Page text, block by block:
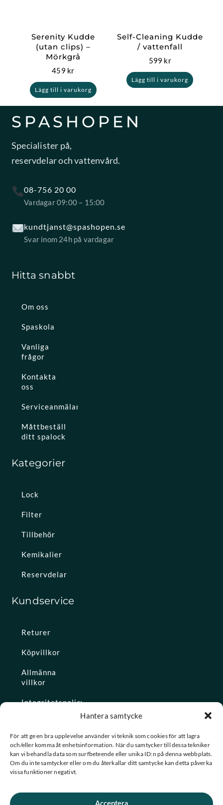
Hantera samtycke
För att ge en bra upplevelse använder vi teknik som cookies för att lagra
och/eller komma åt enhetsinformation. När du samtycker till dessa tekniker
kan vi behandla data som surfbeteende eller unika ID:n på denna webbplats.
Om du inte samtycker eller om du återkallar ditt samtycke kan detta påverka
vissa funktioner negativt.
Acceptera
Serenity Kudde
(utan clips) –
Mörkgrå
459 kr
Lägg till i varukorg
Self-Cleaning Kudde
/ vattenfall
599 kr
Lägg till i varukorg
SPASHOPEN
Specialister på,
reservdelar och vattenvård.
08-756 20 00
Vardagar 09:00 – 15:00
kundtjanst@spashopen.se
Svar inom 24h på vardagar
Hitta snabbt
Om oss
Spaskola
Vanliga
frågor
Kontakta
oss
Serviceanmälan
Måttbeställ
ditt spalock
Kategorier
Lock
Filter
Tillbehör
Kemikalier
Reservdelar
Kundservice
Returer
Köpvillkor
Allmänna
villkor
Integritetspolicy
Konto